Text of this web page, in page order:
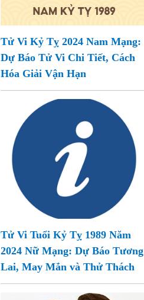
Tử Vi Kỷ Tỵ 2024 Nam Mạng:
Dự Báo Tử Vi Chi Tiết, Cách
Hóa Giải Vận Hạn
Tử Vi Tuổi Kỷ Tỵ 1989 Năm
2024 Nữ Mạng: Dự Báo Tương
Lai, May Mắn và Thử Thách